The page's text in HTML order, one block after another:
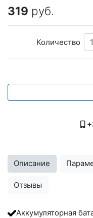
319 руб.
Количество
Описание
Отзывы
Аккумуляторная